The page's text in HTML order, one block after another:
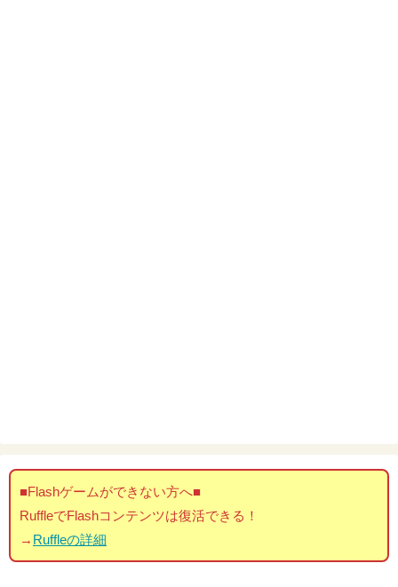
■Flashゲームができない方へ■
RuffleでFlashコンテンツは復活できる！
→ Ruffleの詳細